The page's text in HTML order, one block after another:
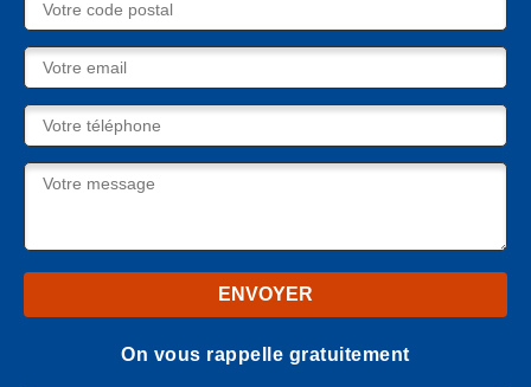
On vous rappelle gratuitement